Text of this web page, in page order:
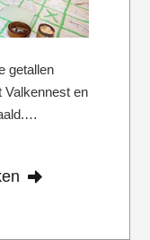
getallen
Valkennest en